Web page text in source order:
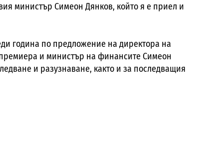
министър Симеон Дянков, който я е приел и
година по предложение на директора на
и министър на финансите Симеон
и разузнаване, както и за последващия